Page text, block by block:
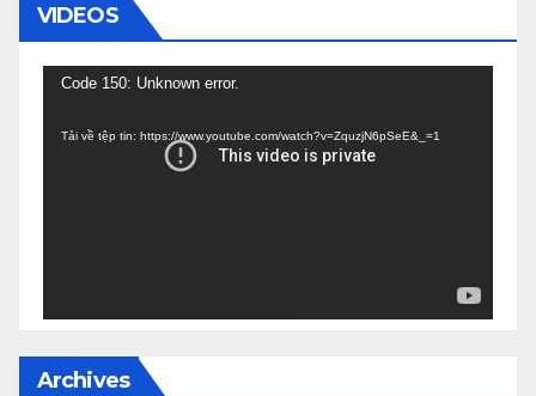
VIDEOS
Trình
Code 150: Unknown error.
Tải về tệp tin: https://www.youtube.com/watch?v=ZquzjN6pSeE&_=1
Archives